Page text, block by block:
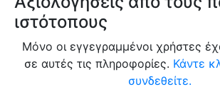
ιστότοπους
Μόνο οι εγγεγραμμένοι χρήστες
σε αυτές τις πληροφορίες. Κάντε
συνδεθείτε.